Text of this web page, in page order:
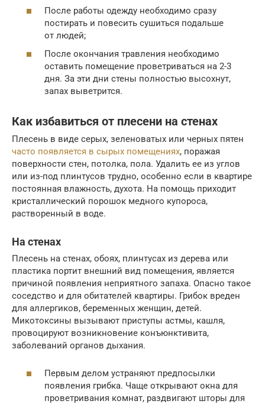
После работы одежду необходимо сразу
постирать и повесить сушиться подальше
от людей;
После окончания травления необходимо
оставить помещение проветриваться на 2-3
дня. За эти дни стены полностью высохнут,
запах выветрится.
Как избавиться от плесени на стенах
Плесень в виде серых, зеленоватых или черных пятен
часто появляется в сырых помещениях, поражая
поверхности стен, потолка, пола. Удалить ее из углов
или из-под плинтусов трудно, особенно если в квартире
постоянная влажность, духота. На помощь приходит
кристаллический порошок медного купороса,
растворенный в воде.
На стенах
Плесень на стенах, обоях, плинтусах из дерева или
пластика портит внешний вид помещения, является
причиной появления неприятного запаха. Опасно такое
соседство и для обитателей квартиры. Грибок вреден
для аллергиков, беременных женщин, детей.
Микотоксины вызывают приступы астмы, кашля,
провоцируют возникновение конъюнктивита,
заболеваний органов дыхания.
Первым делом устраняют предпосылки
появления грибка. Чаще открывают окна для
проветривания комнат, раздвигают шторы для